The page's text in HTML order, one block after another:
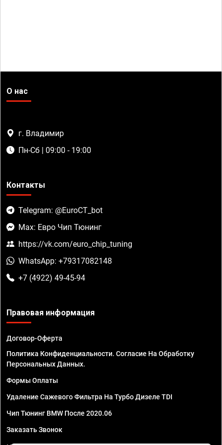
О нас
г. Владимир
Пн-Сб | 09:00 - 19:00
Контакты
Telegram: @EuroCT_bot
Max: Евро Чип Тюнинг
https://vk.com/euro_chip_tuning
WhatsApp: +79317082148
+7 (4922) 49-45-94
Правовая информация
Договор-Оферта
Политика Конфиденциальности. Согласие На Обработку
Персональных Данных.
Формы Оплаты
Удаление Сажевого Фильтра На Турбо Дизеле TDI
Чип Тюнинг BMW После 2020.06
Заказать Звонок